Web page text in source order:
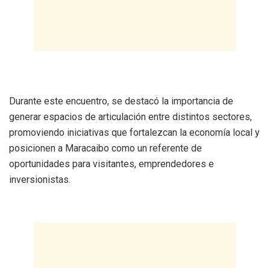
Durante este encuentro, se destacó la importancia de
generar espacios de articulación entre distintos sectores,
promoviendo iniciativas que fortalezcan la economía local y
posicionen a Maracaibo como un referente de
oportunidades para visitantes, emprendedores e
inversionistas.